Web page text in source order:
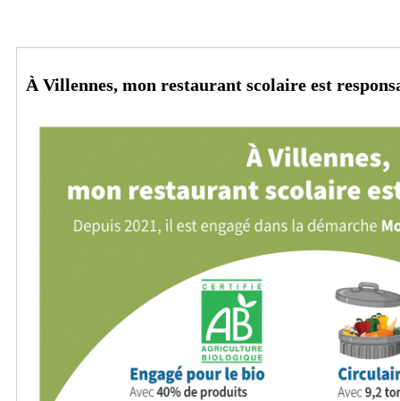
À Villennes, mon restaurant scolaire est